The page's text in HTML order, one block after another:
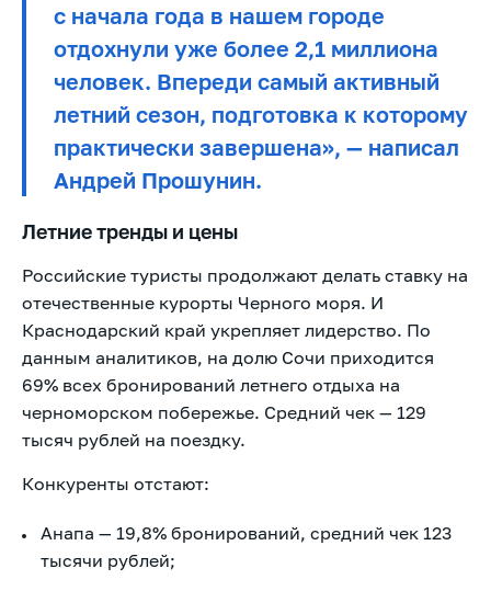
с начала года в нашем городе
отдохнули уже более 2,1 миллиона
человек. Впереди самый активный
летний сезон, подготовка к которому
практически завершена», — написал
Андрей Прошунин.
Летние тренды и цены
Российские туристы продолжают делать ставку на
отечественные курорты Черного моря. И
Краснодарский край укрепляет лидерство. По
данным аналитиков, на долю Сочи приходится
69% всех бронирований летнего отдыха на
черноморском побережье. Средний чек — 129
тысяч рублей на поездку.
Конкуренты отстают:
Анапа — 19,8% бронирований, средний чек 123
тысячи рублей;